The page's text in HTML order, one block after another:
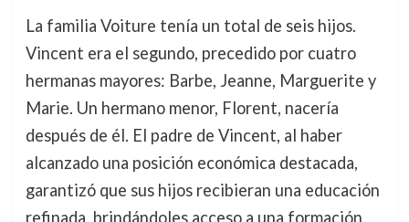
La familia Voiture tenía un total de seis hijos.
Vincent era el segundo, precedido por cuatro
hermanas mayores: Barbe, Jeanne, Marguerite y
Marie. Un hermano menor, Florent, nacería
después de él. El padre de Vincent, al haber
alcanzado una posición económica destacada,
garantizó que sus hijos recibieran una educación
refinada, brindándoles acceso a una formación